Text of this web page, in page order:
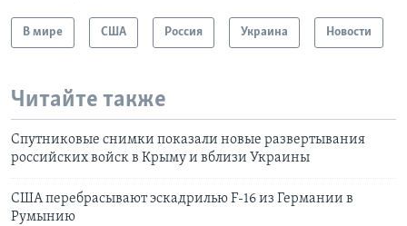
В мире США Россия Украина Новости
Читайте также
Спутниковые снимки показали новые развертывания
российских войск в Крыму и вблизи Украины
США перебрасывают эскадрилью F-16 из Германии в
Румынию